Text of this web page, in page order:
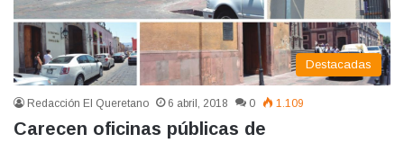
Destacadas
Redacción El Queretano 6 abril, 2018 0 1.109
Carecen oficinas públicas de